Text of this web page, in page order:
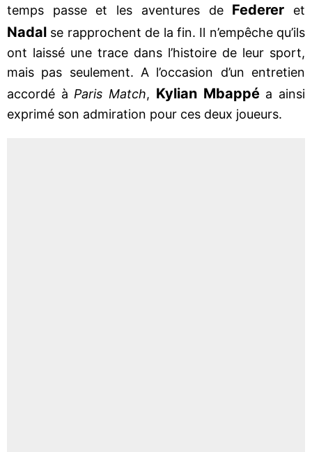
temps passe et les aventures de Federer et
Nadal se rapprochent de la fin. Il n’empêche qu’ils
ont laissé une trace dans l’histoire de leur sport,
mais pas seulement. A l’occasion d’un entretien
accordé à Paris Match, Kylian Mbappéa ainsi
exprimé son admiration pour ces deux joueurs.